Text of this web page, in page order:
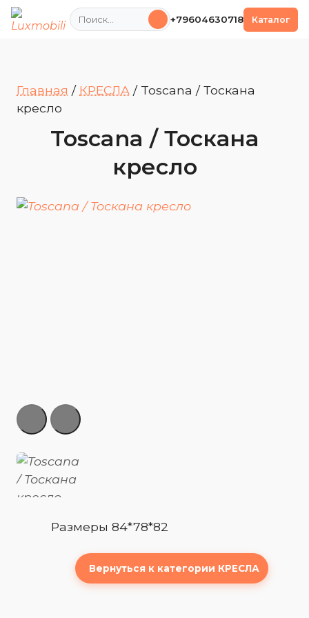
Поиск +79604630718 Каталог
Главная / КРЕСЛА / Toscana / Тоскана
кресло
Toscana / Тоскана
кресло
Размеры 84*78*82
Вернуться к категории КРЕСЛА